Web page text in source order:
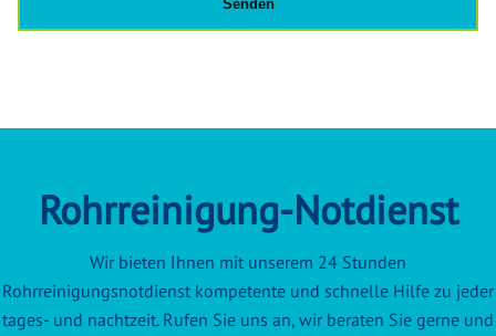
Rohrreinigung-Notdienst
Wir bieten Ihnen mit unserem 24 Stunden
Rohrreinigungsnotdienst kompetente und schnelle Hilfe zu jeder
tages- und nachtzeit. Rufen Sie uns an, wir beraten Sie gerne und